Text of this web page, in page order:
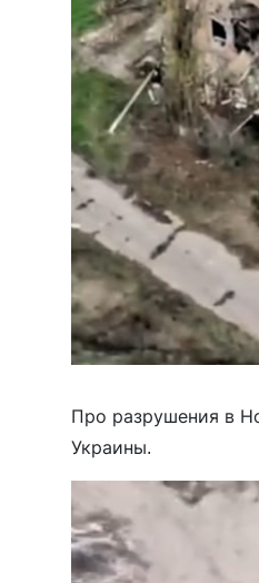
Про разрушения в
Украины.